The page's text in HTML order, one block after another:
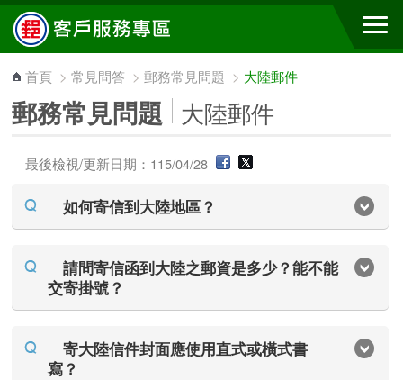
跳到主要內容區塊
首頁 >常見問答 >郵務常見問題 > 大陸郵件
郵務常見問題 大陸郵件
最後檢視/更新日期：115/04/28
如何寄信到大陸地區？
請問寄信函到大陸之郵資是多少？能不能
交寄掛號？
寄大陸信件封面應使用直式或橫式書
寫？